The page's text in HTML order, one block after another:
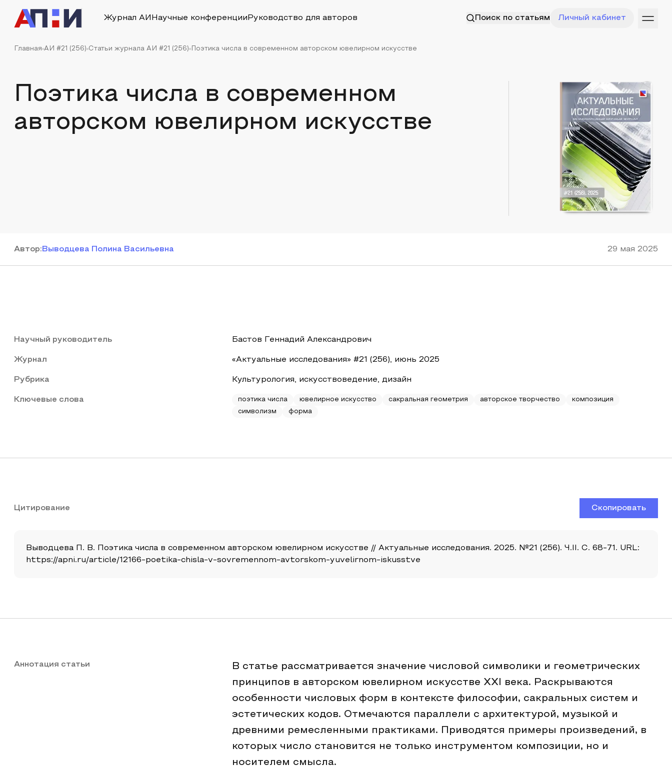
Журнал АИ Научные конференции Руководство для авторов Поиск по статьям Личный кабинет
Главная АИ #21 (256) Статьи журнала АИ #21 (256) Поэтика числа в современном авторском ювелирном искусстве
Поэтика числа в современном
авторском ювелирном искусстве
Автор: Выводцева Полина Васильевна 29 мая 2025
Научный руководитель Бастов Геннадий Александрович
Журнал «Актуальные исследования» #21 (256), июнь 2025
Рубрика Культурология, искусствоведение, дизайн
Ключевые слова поэтика числа ювелирное искусство сакральная геометрия авторское творчество
композиция
символизм
форма
Цитирование Скопировать
Выводцева П. В. Поэтика числа в современном авторском ювелирном искусстве // Актуальные исследования. 2025. №21 (256). Ч.II. С. 68-71. URL:
https://apni.ru/article/12166-poetika-chisla-v-sovremennom-avtorskom-yuvelirnom-iskusstve
Аннотация статьи
В статье рассматривается значение числовой символики и геометрических
принципов в авторском ювелирном искусстве XXI века. Раскрываются
особенности числовых форм в контексте философии, сакральных систем и
эстетических кодов. Отмечаются параллели с архитектурой, музыкой и
древними ремесленными практиками. Приводятся примеры произведений, в
которых число становится не только инструментом композиции, но и
носителем смысла.